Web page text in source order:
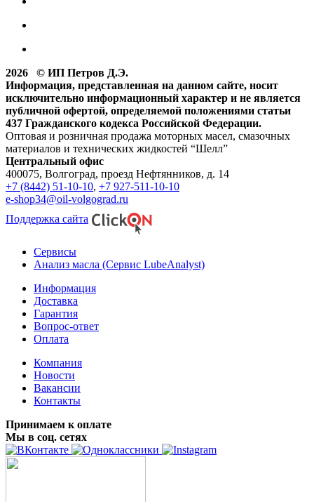
2026 © ИП Петров Д.Э.
Информация, представленная на данном сайте, носит
исключительно информационный характер и не является
публичной офертой, определяемой положениями статьи
437 Гражданского кодекса Российской Федерации.
Оптовая и розничная продажа моторных масел, смазочных
материалов и технических жидкостей “Шелл”
Центральный офис
400075, Волгоград, проезд Нефтянников, д. 14
+7 (8442) 51-10-10, +7 927-511-10-10
e-shop34@oil-volgograd.ru
Поддержка сайта
Сервисы
Анализ масла (Сервис LubeAnalyst)
Информация
Доставка
Гарантия
Вопрос-ответ
Оплата
Компания
Новости
Вакансии
Контакты
Принимаем к оплате
Мы в соц. сетях